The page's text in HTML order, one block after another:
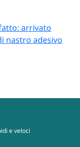
arrivato
nastro adesivo
sono protetti dai più